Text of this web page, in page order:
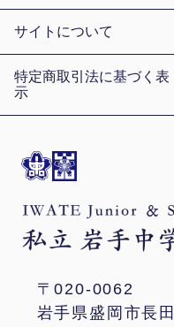
〒020-0062
岩手県盛岡市長
サイトについて
特定商取引法に基づく表
示